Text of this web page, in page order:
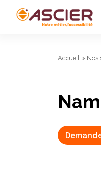
Accueil » Nos